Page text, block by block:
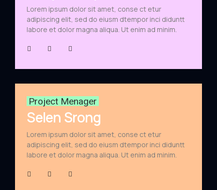
Lorem ipsum dolor sit amet, conse ct etur
adipiscing elit, sed do eiusm dtempor inci diduntt
labore et dolor magna aliqua. Ut enim ad minim.
Project Menager
Selen Srong
Lorem ipsum dolor sit amet, conse ct etur
adipiscing elit, sed do eiusm dtempor inci diduntt
labore et dolor magna aliqua. Ut enim ad minim.